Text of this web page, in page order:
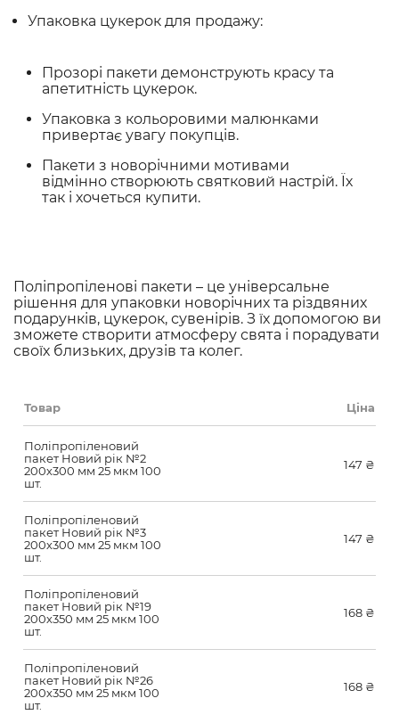
Упаковка цукерок для продажу:
Прозорі пакети демонструють красу та
апетитність цукерок.
Упаковка з кольоровими малюнками
привертає увагу покупців.
Пакети з новорічними мотивами
відмінно створюють святковий настрій. Їх
так і хочеться купити.
Поліпропіленові пакети – це універсальне
рішення для упаковки новорічних та різдвяних
подарунків, цукерок, сувенірів. З їх допомогою ви
зможете створити атмосферу свята і порадувати
своїх близьких, друзів та колег.
Товар Ціна
Поліпропіленовий
пакет Новий рік №2
200х300 мм 25 мкм 100
шт.
147 ₴
Поліпропіленовий
пакет Новий рік №3
200х300 мм 25 мкм 100
шт.
147 ₴
Поліпропіленовий
пакет Новий рік №19
200х350 мм 25 мкм 100
шт.
168 ₴
Поліпропіленовий
пакет Новий рік №26
200х350 мм 25 мкм 100
шт.
168 ₴